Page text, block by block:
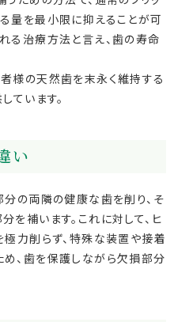
量を最小限に抑えることが可
る治療方法と言え、歯の寿命
様の天然歯を末永く維持する
ています。
い
分の両隣の健康な歯を削り、そ
補います。これに対して、ヒ
極力削らず、特殊な装置や接着
、歯を保護しながら欠損部分